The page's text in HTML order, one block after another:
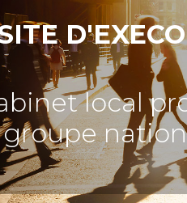
D'EXECO
local